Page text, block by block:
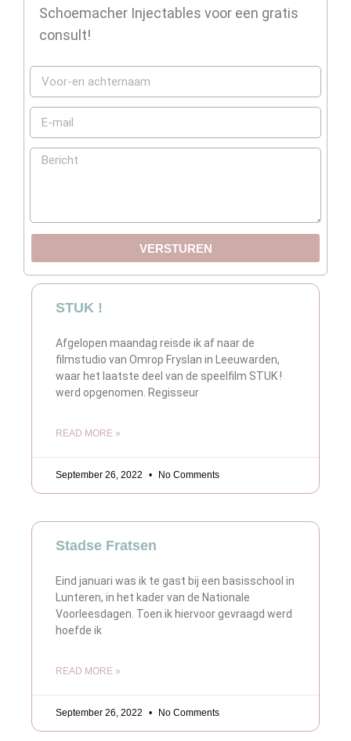
Schoemacher Injectables voor een gratis
consult!
VERSTUREN
STUK !
Afgelopen maandag reisde ik af naar de
filmstudio van Omrop Fryslan in Leeuwarden,
waar het laatste deel van de speelfilm STUK !
werd opgenomen. Regisseur
READ MORE »
September 26, 2022 No Comments
Stadse Fratsen
Eind januari was ik te gast bij een basisschool in
Lunteren, in het kader van de Nationale
Voorleesdagen. Toen ik hiervoor gevraagd werd
hoefde ik
READ MORE »
September 26, 2022 No Comments